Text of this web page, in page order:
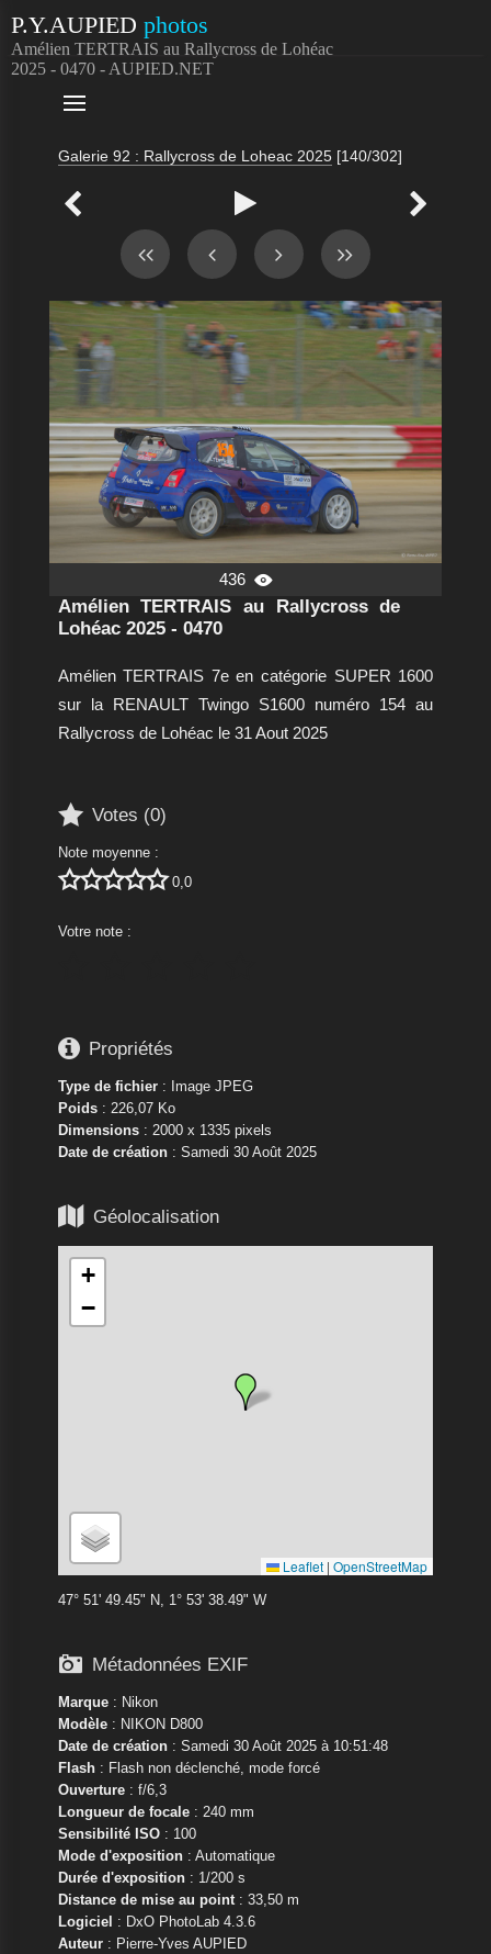
P.Y.AUPIED photos
Amélien TERTRAIS au Rallycross de Lohéac
2025 - 0470 - AUPIED.NET

Galerie 92 : Rallycross de Loheac 2025 [140/302]
  
436 
Amélien TERTRAIS au Rallycross de
Lohéac 2025 - 0470
Amélien TERTRAIS 7e en catégorie SUPER 1600
sur la RENAULT Twingo S1600 numéro 154 au
Rallycross de Lohéac le 31 Aout 2025
 Votes (0)
Note moyenne :
 0,0
Votre note :
 Propriétés
Type de fichier: Image JPEG
Poids: 226,07 Ko
Dimensions: 2000 x 1335 pixels
Date de création: Samedi 30 Août 2025
 Géolocalisation
+
−
Leaflet | OpenStreetMap
47° 51' 49.45" N, 1° 53' 38.49" W
 Métadonnées EXIF
Marque: Nikon
Modèle: NIKON D800
Date de création: Samedi 30 Août 2025 à 10:51:48
Flash: Flash non déclenché, mode forcé
Ouverture: f/6,3
Longueur de focale: 240 mm
Sensibilité ISO: 100
Mode d'exposition: Automatique
Durée d'exposition: 1/200 s
Distance de mise au point: 33,50 m
Logiciel : DxO PhotoLab 4.3.6
Auteur: Pierre-Yves AUPIED